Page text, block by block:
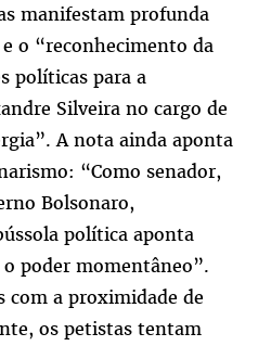
manifestam profunda
o “reconhecimento da
políticas para a
Silveira no cargo de
A nota ainda aponta
“Como senador,
Bolsonaro,
política aponta
poder momentâneo”.
com a proximidade de
os petistas tentam